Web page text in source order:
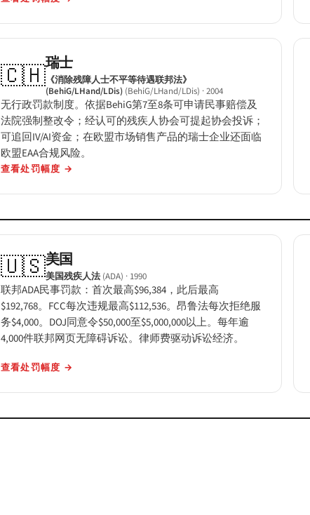
🇨🇭瑞士
《消除残障人士不平等待遇联邦法》
(BehiG/LHand/LDis) (BehiG/LHand/LDis) · 2004
无行政罚款制度。依据BehiG第7至8条可申请民事赔偿及
法院强制整改令；经认可的残疾人协会可提起协会投诉；
可追回IV/AI资金；在欧盟市场销售产品的瑞士企业还面临
欧盟EAA合规风险。
查看处罚幅度 →
🇺🇸美国
美国残疾人法 (ADA) · 1990
联邦ADA民事罚款：首次最高$96,384，此后最高
$192,768。FCC每次违规最高$112,536。昂鲁法每次拒绝服
务$4,000。DOJ同意令$50,000至$5,000,000以上。每年逾
4,000件联邦网页无障碍诉讼。律师费驱动诉讼经济。
查看处罚幅度 →